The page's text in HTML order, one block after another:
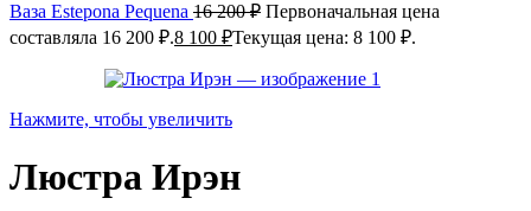
Ваза Estepona Pequena 16 200₽ Первоначальная цена
составляла 16 200 ₽.8 100 ₽Текущая цена: 8 100 ₽.
Нажмите, чтобы увеличить
Люстра Ирэн